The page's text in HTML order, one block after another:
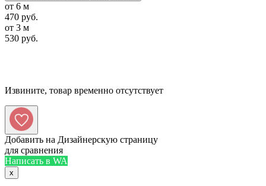
от 6 м
470 руб.
от 3 м
530 руб.
Извините, товар временно отсутствует
Добавить на Дизайнерскую страницу
для сравнения
Написать в WA
x